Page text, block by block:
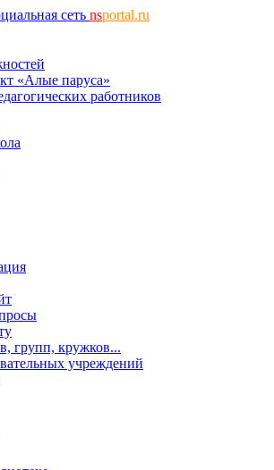
сеть nsportal.ru
«Алые паруса»
работников
групп, кружков...
учреждений